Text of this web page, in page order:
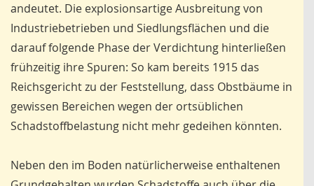
andeutet. Die explosionsartige Ausbreitung von
Industriebetrieben und Siedlungsflächen und die
darauf folgende Phase der Verdichtung hinterließen
frühzeitig ihre Spuren: So kam bereits 1915 das
Reichsgericht zu der Feststellung, dass Obstbäume in
gewissen Bereichen wegen der ortsüblichen
Schadstoffbelastung nicht mehr gedeihen könnten.
Neben den im Boden natürlicherweise enthaltenen